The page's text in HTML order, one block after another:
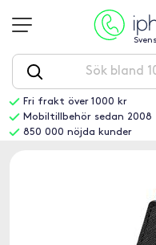
Fri frakt över 1000 kr
Mobiltillbehör sedan 2008
850 000 nöjda kunder